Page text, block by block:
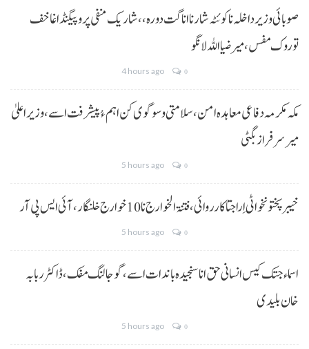
صوبائی وزیر داخلہ نا کوئٹہ شار نا اناگت دورہ،، شاریک منفی پروپیگنڈا غا خف
توروک مفس، میر ضیا اللہ لانگو
4 hours ago 0
مکہ مکرمہ دفاعی معاہدہ امن، سلامتی و سوگوی کن اہم ءُ پیشرفت اسے،وزیراعلیٰ
میر سرفراز بگٹی
5 hours ago 0
خیبر پختونخوا ٹی اِرا جتا کارروائی، فتنۃ الخوارج نا 10خوارج خلنگار،آئی ایس پی آر
5 hours ago 0
اسماء جتک کیس انسانی حق انا سنجیدہ باندات اسے، گوجالنگ مفک،ڈاکٹر ربابہ
خان بلیدی
5 hours ago 0